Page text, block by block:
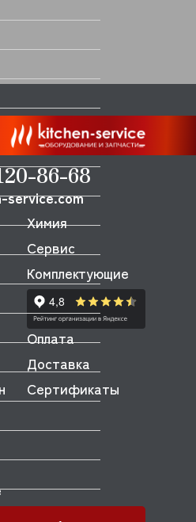
86-68
service.com
Химия
Сервис
Комплектующие
Оплата
Доставка
Сертификаты